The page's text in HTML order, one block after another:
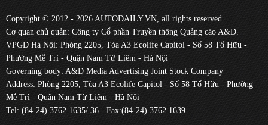
Copyright © 2012 - 2026 AUTODAILY.VN, all rights reserved.
Cơ quan chủ quản: Công ty Cổ phần Truyền thông Quảng cáo A&D.
VPGD Hà Nội: Phòng 2205, Tòa A3 Ecolife Capitol - Số 58 Tố Hữu -
Phường Mễ Trì - Quận Nam Từ Liêm - Hà Nội
Governing body: A&D Media Advertising Joint Stock Company
Address: Phòng 2205, Tòa A3 Ecolife Capitol - Số 58 Tố Hữu - Phường
Mễ Trì - Quận Nam Từ Liêm - Hà Nội
Tel: (84-24) 3762 1635/ 36 - Fax:(84-24) 3762 1639.